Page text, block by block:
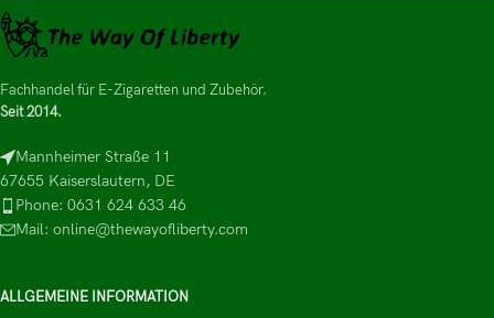
Fachhandel für E-Zigaretten und Zubehör.
Seit 2014.
Mannheimer Straße 11
67655 Kaiserslautern, DE
Phone: 0631 624 633 46
Mail: online@thewayofliberty.com
ALLGEMEINE INFORMATION